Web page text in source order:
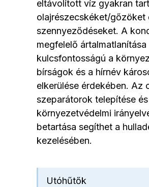
eltávolított víz gyakran
olajrészecskéket/gőzöket
szennyeződéseket. A
megfelelő ártalmatlanítása
kulcsfontosságú a
bírságok és a hírnév
elkerülése érdekében. Az
szeparátorok telepítése
környezetvédelmi
betartása segíthet a
kezelésében.
Utóhűtők